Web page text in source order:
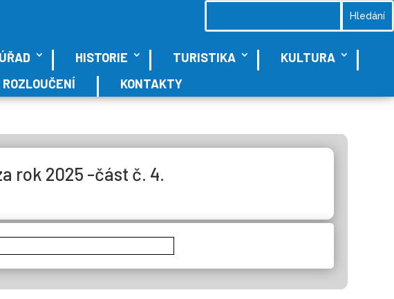
ÚŘAD HISTORIE TURISTIKA
KULTURA
ROZLOUČENÍ
KONTAKTY
rok 2025 -část č. 4.